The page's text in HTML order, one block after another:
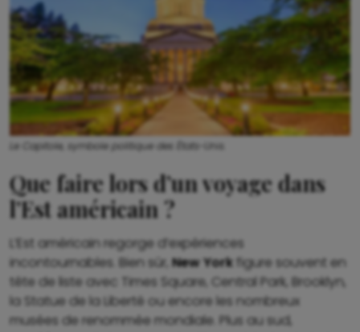
Le Capitole, symbole politique des États-Unis.
Que faire lors d’un voyage dans
l’Est américain ?
L’Est américain regorge d’expériences
incontournables. Bien sûr,New York figure souvent en
tête de liste avec Times Square, Central Park, Brooklyn,
la Statue de la Liberté ou encore les nombreux
musées de renommée mondiale. Plus au sud,